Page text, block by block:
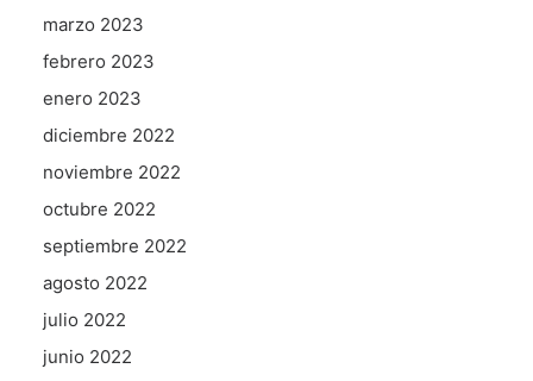
marzo 2023
febrero 2023
enero 2023
diciembre 2022
noviembre 2022
octubre 2022
septiembre 2022
agosto 2022
julio 2022
junio 2022